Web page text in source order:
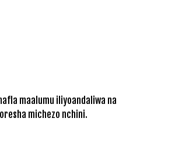
maalumu iliyoandaliwa na
michezo nchini.